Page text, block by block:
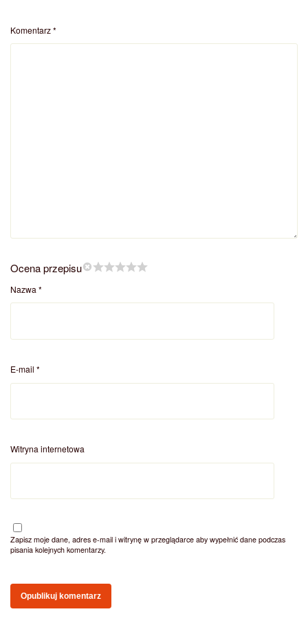
Komentarz*
Ocena przepisu
Nazwa *
E-mail *
Witryna internetowa
Zapisz moje dane, adres e-mail i witrynę w przeglądarce aby wypełnić dane podczas
pisania kolejnych komentarzy.